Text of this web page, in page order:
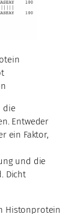
die
Entweder
ein Faktor,
und die
Dicht
Histonprotein